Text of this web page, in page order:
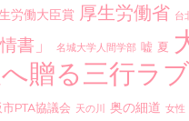
労働大臣賞 厚生労働省 台
書」
名城大学人間学部 嘘 夏
贈る三行ラ
PTA協議会 天の川 奥の細道 女性